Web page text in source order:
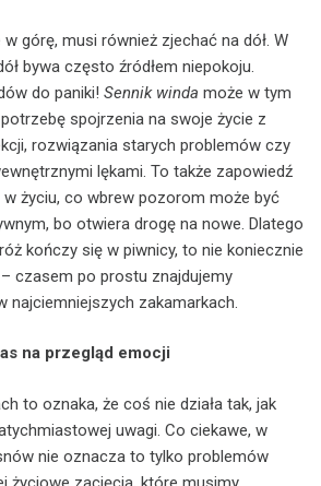
górę, musi również zjechać na dół. W
bywa często źródłem niepokoju.
do paniki! Sennik winda może w tym
spojrzenia na swoje życie z
rozwiązania starych problemów czy
lękami. To także zapowiedź
życiu, co wbrew pozorom może być
bo otwiera drogę na nowe. Dlatego
kończy się w piwnicy, to nie koniecznie
czasem po prostu znajdujemy
najciemniejszych zakamarkach.
na przegląd emocji
to oznaka, że coś nie działa tak, jak
uwagi. Co ciekawe, w
nie oznacza to tylko problemów